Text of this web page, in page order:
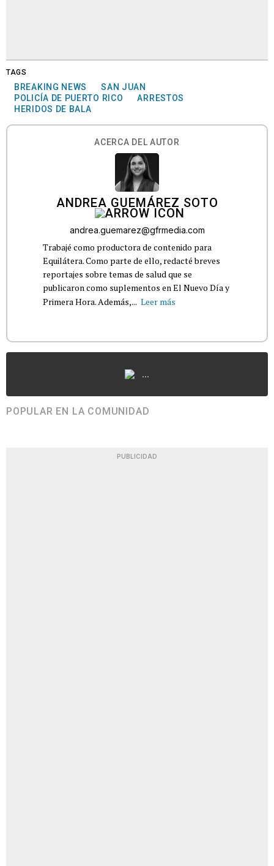
TAGS
BREAKING NEWS
SAN JUAN
POLICÍA DE PUERTO RICO
ARRESTOS
HERIDOS DE BALA
ACERCA DEL AUTOR
ANDREA GUEMÁREZ SOTO
andrea.guemarez@gfrmedia.com
Trabajé como productora de contenido para
Equilátera. Como parte de ello, redacté breves
reportajes sobre temas de salud que se
publicaron como suplementos en El Nuevo Día y
Primera Hora. Además,... Leer más
...
POPULAR EN LA COMUNIDAD
PUBLICIDAD